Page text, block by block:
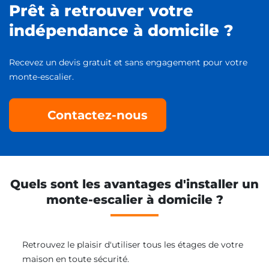
Prêt à retrouver votre
indépendance à domicile ?
Recevez un devis gratuit et sans engagement pour votre
monte-escalier.
Contactez-nous
Quels sont les avantages d'installer un
monte-escalier à domicile ?
Retrouvez le plaisir d'utiliser tous les étages de votre
maison en toute sécurité.